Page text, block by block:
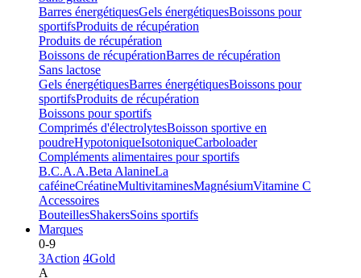
Barres énergétiquesGels énergétiquesBoissons pour
sportifsProduits de récupération
Produits de récupération
Boissons de récupérationBarres de récupération
Sans lactose
Gels énergétiquesBarres énergétiquesBoissons pour
sportifsProduits de récupération
Boissons pour sportifs
Comprimés d'électrolytesBoisson sportive en
poudreHypotoniqueIsotoniqueCarboloader
Compléments alimentaires pour sportifs
B.C.A.A.Beta AlanineLa
caféineCréatineMultivitaminesMagnésiumVitamine C
Accessoires
BouteillesShakersSoins sportifs
Marques
0-9
3Action 4Gold
A